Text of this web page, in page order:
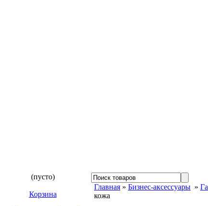
(пусто)
Корзина
Главная » Бизнес-аксессуары »
кожа